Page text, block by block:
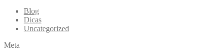
Blog
Dicas
Uncategorized
Meta